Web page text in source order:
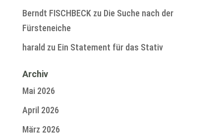
Berndt FISCHBECKzu Die Suche nach der
Fürsteneiche
harald zu Ein Statement für das Stativ
Archiv
Mai 2026
April 2026
März 2026